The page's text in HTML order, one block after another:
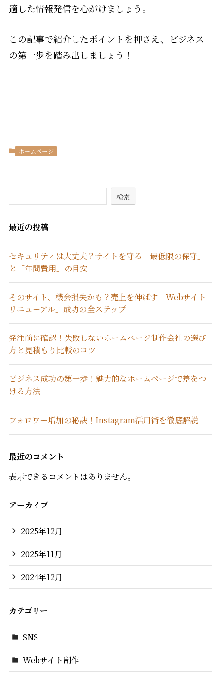
適した情報発信を心がけましょう。
この記事で紹介したポイントを押さえ、ビジネス
の第一歩を踏み出しましょう！
ホームページ
検索
最近の投稿
セキュリティは大丈夫？サイトを守る「最低限の保守」
と「年間費用」の目安
そのサイト、機会損失かも？売上を伸ばす「Webサイト
リニューアル」成功の全ステップ
発注前に確認！失敗しないホームページ制作会社の選び
方と見積もり比較のコツ
ビジネス成功の第一歩！魅力的なホームページで差をつ
ける方法
フォロワー増加の秘訣！Instagram活用術を徹底解説
最近のコメント
表示できるコメントはありません。
アーカイブ
2025年12月
2025年11月
2024年12月
カテゴリー
SNS
Webサイト制作